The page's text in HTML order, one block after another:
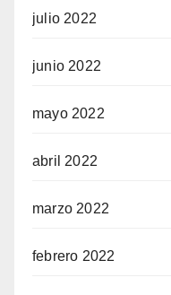
julio 2022
junio 2022
mayo 2022
abril 2022
marzo 2022
febrero 2022